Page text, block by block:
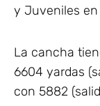
y Juveniles
La cancha
6604 yardas
con 5882